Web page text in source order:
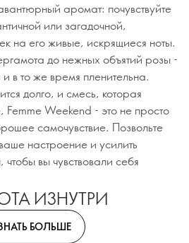
аромат: почувствуйте
или загадочной,
на его живые, искрящиеся ноты.
до нежных объятий розы -
в то же время пленительна.
долго, и смесь, которая
Femme Weekend - это не просто
самочувствие. Позвольте
настроение и усилить
вы чувствовали себя
ИЗНУТРИ
БОЛЬШЕ